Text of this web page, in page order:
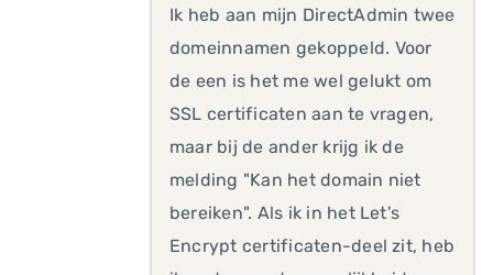
Ik heb aan mijn DirectAdmin twee
domeinnamen gekoppeld. Voor
de een is het me wel gelukt om
SSL certificaten aan te vragen,
maar bij de ander krijg ik de
melding "Kan het domain niet
bereiken". Als ik in het Let's
Encrypt certificaten-deel zit, heb